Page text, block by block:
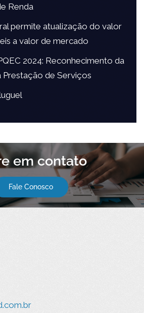
Renda
permite atualização do valor
a valor de mercado
2024: Reconhecimento da
Prestação de Serviços
em contato
Fale Conosco